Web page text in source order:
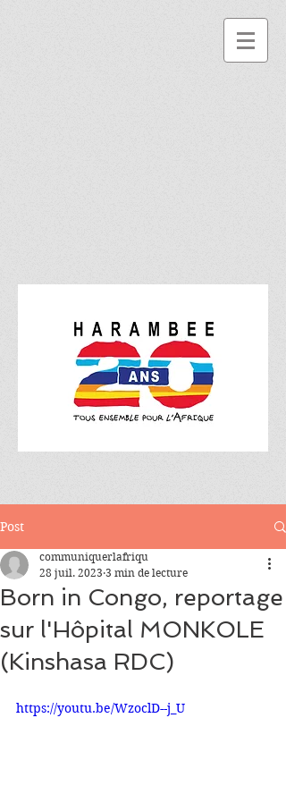
Post
Born in Congo, reportage
sur l'Hôpital MONKOLE
(Kinshasa RDC)
communiquerlafriqu
28 juil. 2023 3 min de lecture
https://youtu.be/WzoclD--j_U